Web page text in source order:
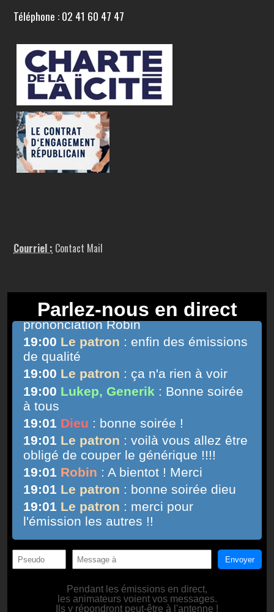
Téléphone : 02 41 60 47 47
Courriel : Contact Mail